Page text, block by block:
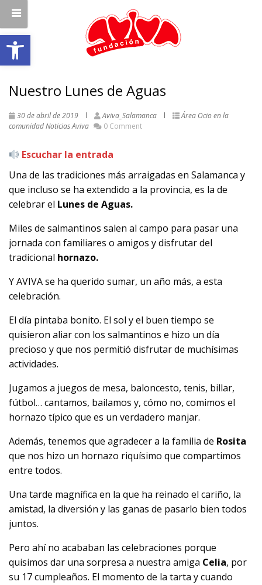
Abrir barra de herramientas
Nuestro Lunes de Aguas
30 de abril de 2019 Aviva_Salamanca
Área Ocio en la
comunidadNoticias Aviva 0 Comment
Escuchar la entrada
Una de las tradiciones más arraigadas en Salamanca y
que incluso se ha extendido a la provincia, es la de
celebrar el Lunes de Aguas.
Miles de salmantinos salen al campo para pasar una
jornada con familiares o amigos y disfrutar del
tradicional hornazo.
Y AVIVA se ha querido sumar, un año más, a esta
celebración.
El día pintaba bonito. El sol y el buen tiempo se
quisieron aliar con los salmantinos e hizo un día
precioso y que nos permitió disfrutar de muchísimas
actividades.
Jugamos a juegos de mesa, baloncesto, tenis, billar,
fútbol… cantamos, bailamos y, cómo no, comimos el
hornazo típico que es un verdadero manjar.
Además, tenemos que agradecer a la familia de Rosita
que nos hizo un hornazo riquísimo que compartimos
entre todos.
Una tarde magnífica en la que ha reinado el cariño, la
amistad, la diversión y las ganas de pasarlo bien todos
juntos.
Pero ahí no acababan las celebraciones porque
quisimos dar una sorpresa a nuestra amiga Celia, por
su 17 cumpleaños. El momento de la tarta y cuando